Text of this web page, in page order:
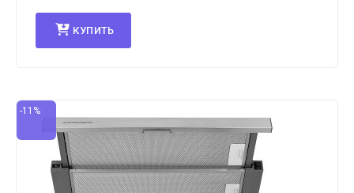
КУПИТЬ
-11%